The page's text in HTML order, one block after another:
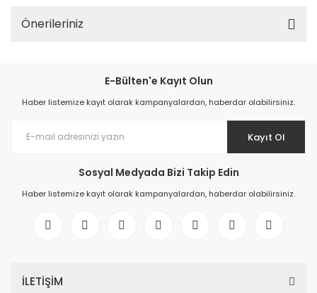
Önerileriniz
E-Bülten'e Kayıt Olun
Haber listemize kayıt olarak kampanyalardan, haberdar olabilirsiniz.
Kayıt Ol
Sosyal Medyada Bizi Takip Edin
Haber listemize kayıt olarak kampanyalardan, haberdar olabilirsiniz.
İLETİŞİM